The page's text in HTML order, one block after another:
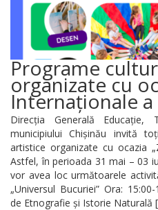
Programe
organizate cu
Internaționale a
Direcția Generală
municipiului Chișinău invită
artistice organizate cu ocazia
Astfel, în perioada 31 mai – 03
vor avea loc următoarele
„Universul Bucuriei” Ora:
de Etnografie și Istorie Naturală